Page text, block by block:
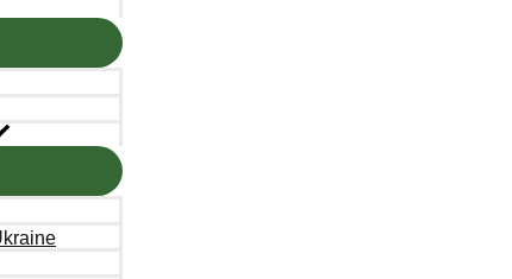
kommentar.